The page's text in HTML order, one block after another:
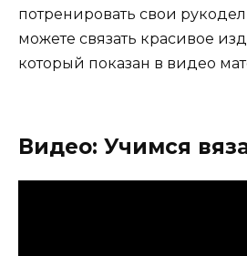
потренировать свои
можете связать красивое
который показан в видео
Видео: Учимся